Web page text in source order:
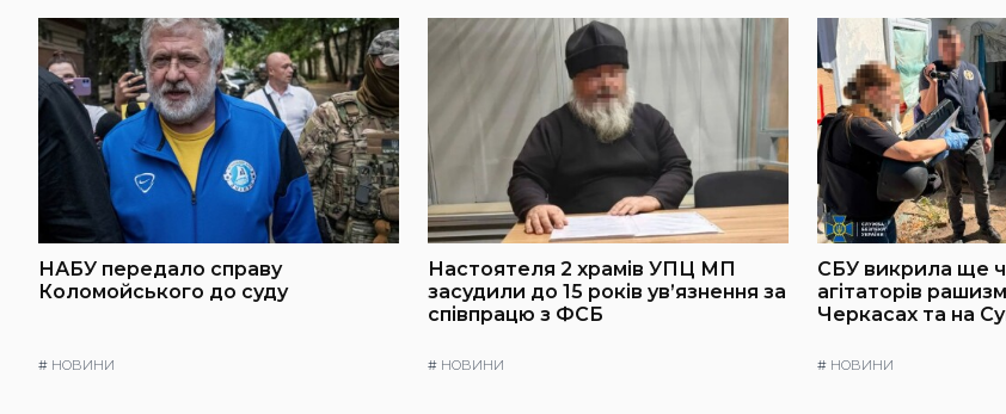
НАБУ передало справу
Коломойського до суду
# НОВИНИ
Настоятеля 2 храмів УПЦ МП
засудили до 15 років ув’язнення за
співпрацю з ФСБ
# НОВИНИ
СБУ викрила ще
агітаторів
Черкасах та на
# НОВИНИ